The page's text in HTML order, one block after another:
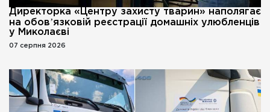
Директорка «Центру захисту тварин» наполягає
на обовʼязковій реєстрації домашніх улюбленців
у Миколаєві
07 серпня 2026